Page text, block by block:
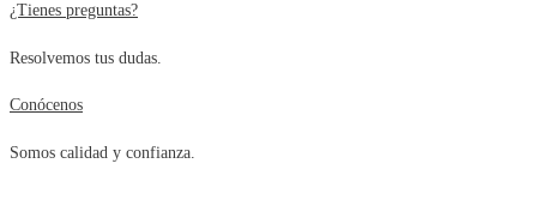
¿Tienes preguntas?
Resolvemos tus dudas.
Conócenos
Somos calidad y confianza.